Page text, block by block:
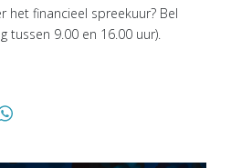
het financieel spreekuur? Bel
tussen 9.00 en 16.00 uur).